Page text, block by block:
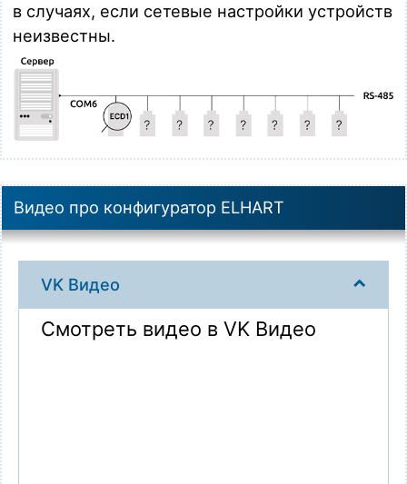
в случаях, если сетевые настройки устройств
неизвестны.
Видео про конфигуратор ELHART
VK Видео
Смотреть видео в VK Видео